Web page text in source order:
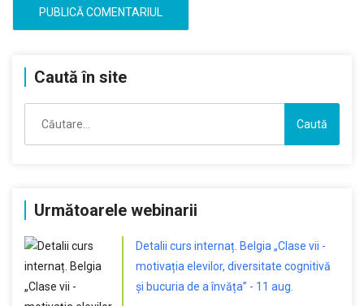
Caută în site
după:
Următoarele webinarii
Detalii curs internaț. Belgia „Clase vii -
motivația elevilor, diversitate cognitivă
și bucuria de a învăța” - 11 aug.